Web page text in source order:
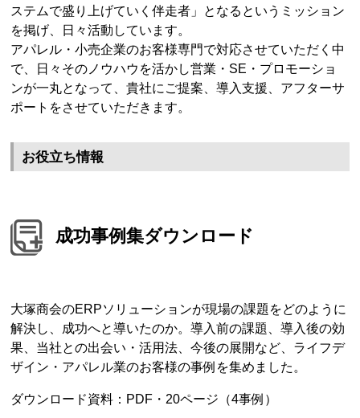
ステムで盛り上げていく伴走者」となるというミッション
を掲げ、日々活動しています。
アパレル・小売企業のお客様専門で対応させていただく中
で、日々そのノウハウを活かし営業・SE・プロモーショ
ンが一丸となって、貴社にご提案、導入支援、アフターサ
ポートをさせていただきます。
お役立ち情報
成功事例集ダウンロード
大塚商会のERPソリューションが現場の課題をどのように
解決し、成功へと導いたのか。導入前の課題、導入後の効
果、当社との出会い・活用法、今後の展開など、ライフデ
ザイン・アパレル業のお客様の事例を集めました。
ダウンロード資料：PDF・20ページ（4事例）